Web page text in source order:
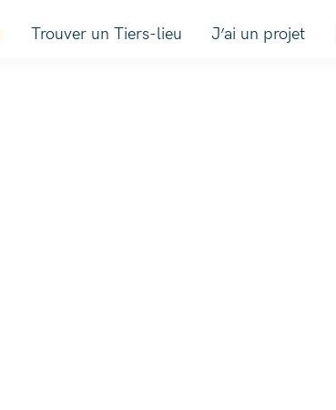
Trouver un Tiers-lieu J’ai un projet